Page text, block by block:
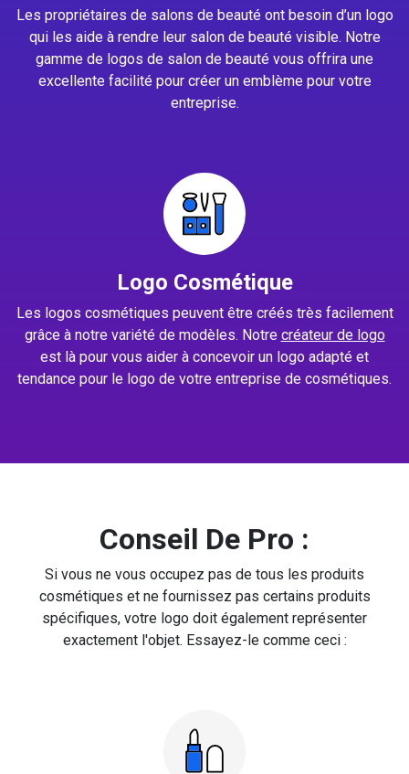
Les propriétaires de salons de beauté ont besoin d’un logo
qui les aide à rendre leur salon de beauté visible. Notre
gamme de logos de salon de beauté vous offrira une
excellente facilité pour créer un emblème pour votre
entreprise.
Logo Cosmétique
Les logos cosmétiques peuvent être créés très facilement
grâce à notre variété de modèles. Notre créateur de logo
est là pour vous aider à concevoir un logo adapté et
tendance pour le logo de votre entreprise de cosmétiques.
Conseil De Pro :
Si vous ne vous occupez pas de tous les produits
cosmétiques et ne fournissez pas certains produits
spécifiques, votre logo doit également représenter
exactement l'objet. Essayez-le comme ceci :